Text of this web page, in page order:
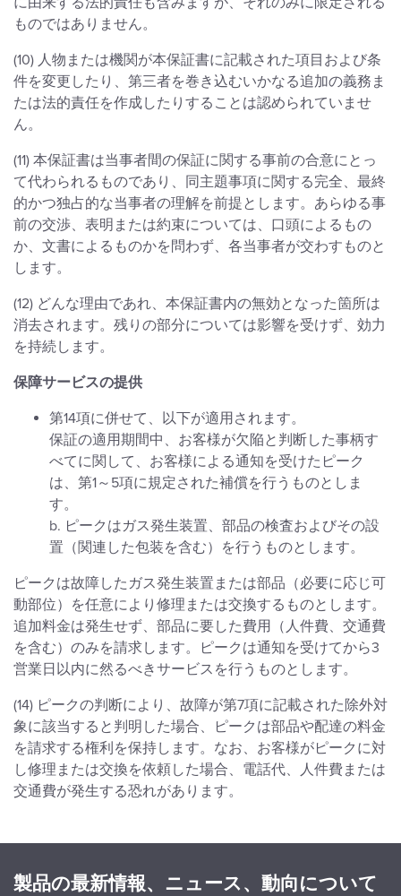
ものではありません。
(10) 人物または機関が本保証書に記載された項目および条
件を変更したり、第三者を巻き込むいかなる追加の義務ま
たは法的責任を作成したりすることは認められていませ
ん。
(11) 本保証書は当事者間の保証に関する事前の合意にとっ
て代わられるものであり、同主題事項に関する完全、最終
的かつ独占的な当事者の理解を前提とします。あらゆる事
前の交渉、表明または約束については、口頭によるもの
か、文書によるものかを問わず、各当事者が交わすものと
します。
(12) どんな理由であれ、本保証書内の無効となった箇所は
消去されます。残りの部分については影響を受けず、効力
を持続します。
保障サービスの提供
第14項に併せて、以下が適用されます。
保証の適用期間中、お客様が欠陥と判断した事柄す
べてに関して、お客様による通知を受けたピーク
は、第1～5項に規定された補償を行うものとしま
す。
b. ピークはガス発生装置、部品の検査およびその設
置（関連した包装を含む）を行うものとします。
ピークは故障したガス発生装置または部品（必要に応じ可
動部位）を任意により修理または交換するものとします。
追加料金は発生せず、部品に要した費用（人件費、交通費
を含む）のみを請求します。ピークは通知を受けてから3
営業日以内に然るべきサービスを行うものとします。
(14) ピークの判断により、故障が第7項に記載された除外対
象に該当すると判明した場合、ピークは部品や配達の料金
を請求する権利を保持します。なお、お客様がピークに対
し修理または交換を依頼した場合、電話代、人件費または
交通費が発生する恐れがあります。
製品の最新情報、ニュース、動向について